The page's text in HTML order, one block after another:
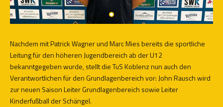
Nachdem mit Patrick Wagner und Marc Mies bereits die sportliche
Leitung für den höheren Jugendbereich ab der U12
bekanntgegeben wurde, stellt die TuS Koblenz nun auch den
Verantwortlichen für den Grundlagenbereich vor: John Rausch wird
zur neuen Saison Leiter Grundlagenbereich sowie Leiter
Kinderfußball der Schängel.